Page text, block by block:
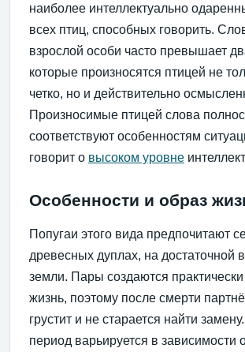
наиболее интеллектуально
всех птиц, способных говорить.
взрослой особи часто превышает
которые произносятся птицей не
четко, но и действительно
Произносимые птицей слова
соответствуют особенностям
говорит о высоком уровне
Особенности и образ
Попугаи этого вида предпочитают
древесных дуплах, на достаточной
земли. Пары создаются
жизнь, поэтому после смерти
грустит и не старается найти
период варьируется в зависимости